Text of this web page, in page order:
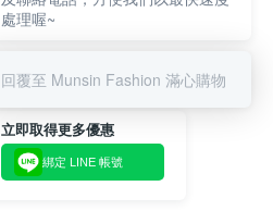
立即取得更多優惠
綁定 LINE 帳號
處理喔~
回覆至 Munsin Fashion 滿心購物